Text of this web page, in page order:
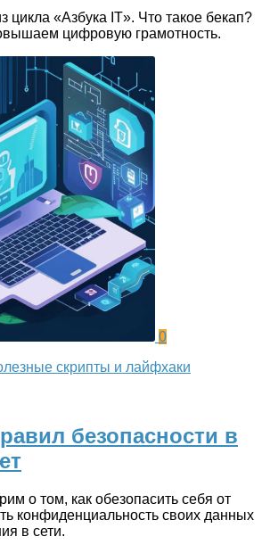
цикла «Азбука IT». Что такое бекап?
цифровую грамотность.
0
скрипты и лайфхаки
безопасности в
о том, как обезопасить себя от
конфиденциальность своих данных
в сети.